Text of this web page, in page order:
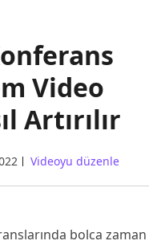
Video
Artırılır
Videoyu düzenle
bolca zaman